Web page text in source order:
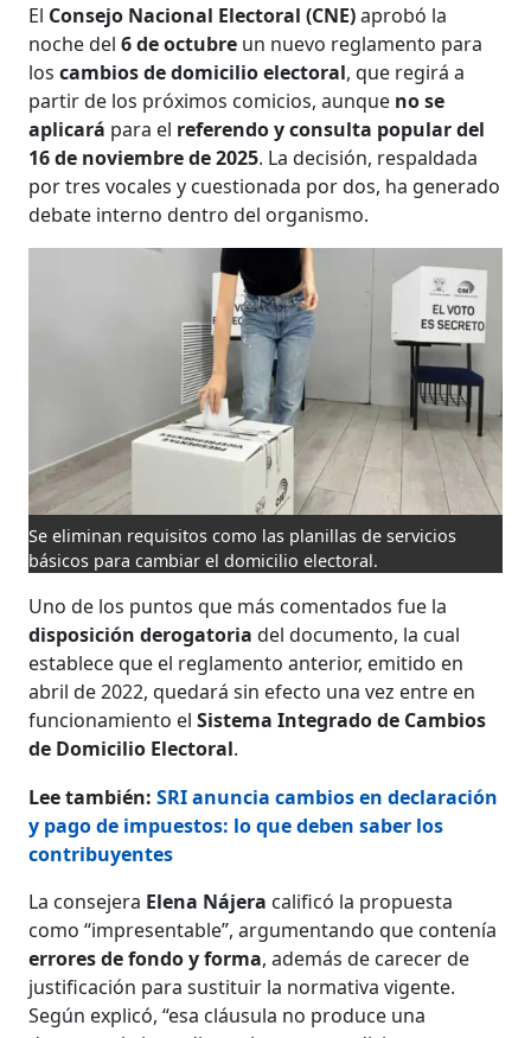
El Consejo Nacional Electoral (CNE)aprobó la
noche del6 de octubre un nuevo reglamento para
loscambios de domicilio electoral, que regirá a
partir de los próximos comicios, aunque no se
aplicará para el referendo y consulta popular del
16 de noviembre de 2025. La decisión, respaldada
por tres vocales y cuestionada por dos, ha generado
debate interno dentro del organismo.
Se eliminan requisitos como las planillas de servicios
básicos para cambiar el domicilio electoral.
Uno de los puntos que más comentados fue la
disposición derogatoria del documento, la cual
establece que el reglamento anterior, emitido en
abril de 2022, quedará sin efecto una vez entre en
funcionamiento elSistema Integrado de Cambios
de Domicilio Electoral.
Lee también:SRI anuncia cambios en declaración
y pago de impuestos: lo que deben saber los
contribuyentes
La consejera Elena Nájera calificó la propuesta
como “impresentable”, argumentando que contenía
errores de fondo y forma, además de carecer de
justificación para sustituir la normativa vigente.
Según explicó, “esa cláusula no produce una